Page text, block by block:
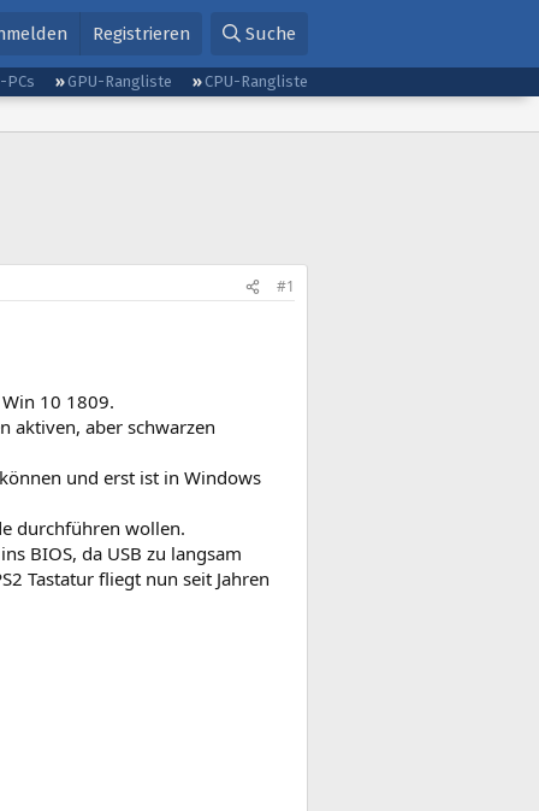
Registrieren Suche
PCs GPU-Rangliste
CPU-Rangliste
#1
10 1809.
aktiven, aber schwarzen
und erst ist in Windows
durchführen wollen.
BIOS, da USB zu langsam
Tastatur fliegt nun seit Jahren